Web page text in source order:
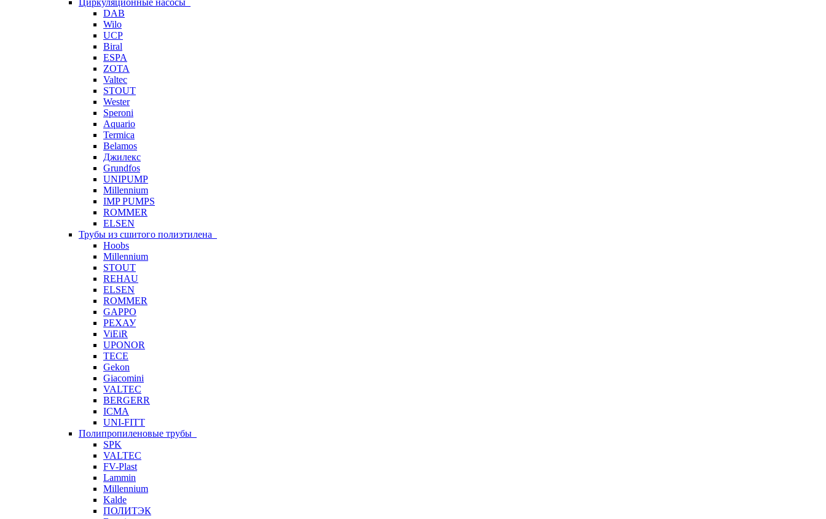
Циркуляционные насосы
DAB
Wilo
UCP
Biral
ESPA
ZOTA
Valtec
STOUT
Wester
Speroni
Aquario
Termica
Belamos
Джилекс
Grundfos
UNIPUMP
Millennium
IMP PUMPS
ROMMER
ELSEN
Трубы из сшитого полиэтилена
Hoobs
Millennium
STOUT
REHAU
ELSEN
ROMMER
GAPPO
РЕХАУ
ViEiR
UPONOR
TECE
Gekon
Giacomini
VALTEC
BERGERR
ICMA
UNI-FITT
Полипропиленовые трубы
SPK
VALTEC
FV-Plast
Lammin
Millennium
Kalde
ПОЛИТЭК